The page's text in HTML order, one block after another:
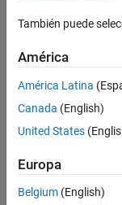
También puede
América
América Latina
Canada (English)
United States
Europa
Belgium (English)
Centro de confianza